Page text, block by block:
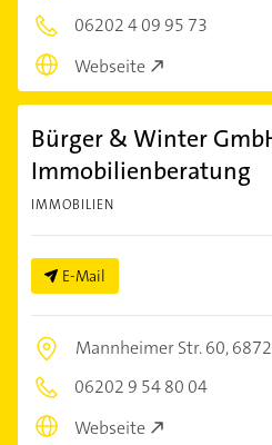
06202 4 09 95 73
Webseite
Bürger & Winter
Immobilienberatung
IMMOBILIEN
E-Mail
Mannheimer Str. 60,
06202 9 54 80 04
Webseite